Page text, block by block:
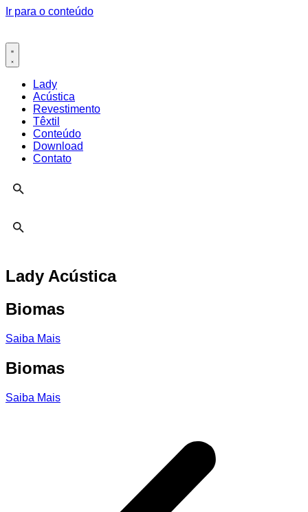
Ir para o conteúdo
Lady
Acústica
Revestimento
Têxtil
Conteúdo
Download
Contato
Lady Acústica
Biomas
Saiba Mais
Biomas
Saiba Mais